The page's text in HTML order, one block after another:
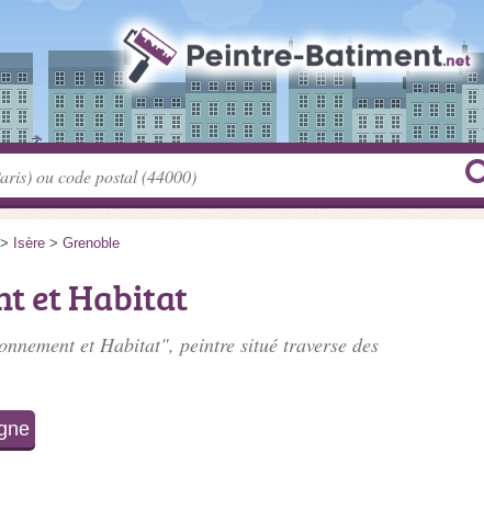
> Isère > Grenoble
et Habitat
et Habitat", peintre situé traverse des